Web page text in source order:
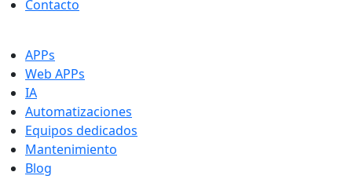
Contacto
APPs
Web APPs
IA
Automatizaciones
Equipos dedicados
Mantenimiento
Blog